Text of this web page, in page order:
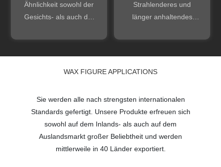
Ähnlichkeit sowohl der
Gesichts- als auch der
%.
Strahlenderes und
länger anhaltendes
Aufwand.
WAX FIGURE APPLICATIONS
Sie werden alle nach strengsten internationalen
Standards gefertigt. Unsere Produkte erfreuen sich
sowohl auf dem Inlands- als auch auf dem
Auslandsmarkt großer Beliebtheit und werden
mittlerweile in 40 Länder exportiert.